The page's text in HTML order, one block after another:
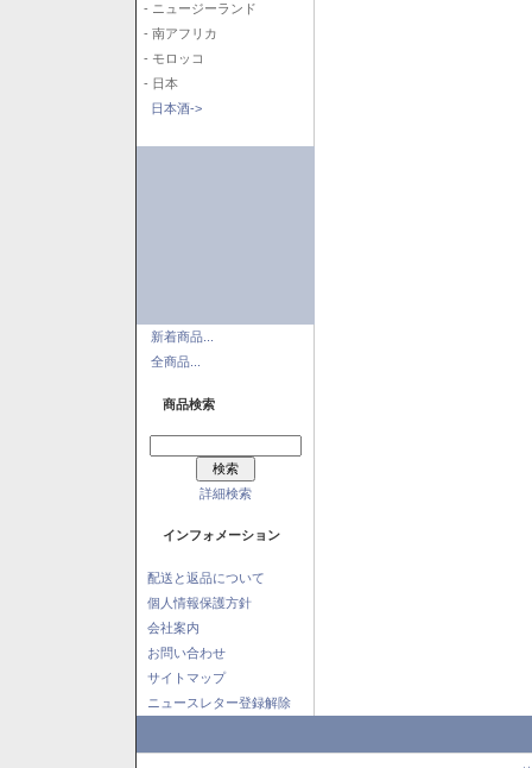
- ニュージーランド
- 南アフリカ
- モロッコ
- 日本
日本酒->
新着商品...
全商品...
商品検索
詳細検索
インフォメーション
配送と返品について
個人情報保護方針
会社案内
お問い合わせ
サイトマップ
ニュースレター登録解除